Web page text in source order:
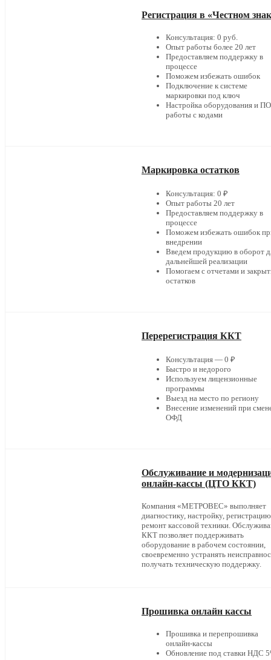
Регистрация в «Честном
Консультация: 0 руб.
Опыт работы более 20 лет
Предоставляем поддержку в
процессе
Поможем избежать ошибок
Подключение к системе
маркировки под ключ
Настройка оборудования и
работы с кодами
Маркировка остатков
Консультация: 0 ₽
Опыт работы 20 лет
Предоставляем поддержку в
процессе
Поможем избежать ошибок
внедрении
Введем продукцию в оборот
дальнейшей реализации
Помогаем с отчетами и
остатков
Перерегистрация ККТ
Консультация — 0 ₽
Быстро и недорого
Используем лицензионные
программы
Выезд на место по региону
Внесение изменений при
ОФД
Обслуживание и
онлайн-кассы (ЦТО ККТ)
Компания «МЕТРОВЕС» выполняет
диагностику, настройку,
ремонт кассовой техники.
ККТ позволяет поддерживать
оборудование в рабочем состоянии,
своевременно устранять
получать техническую поддержку.
Прошивка онлайн кассы
Прошивка и перепрошивка
онлайн-кассы
Обновление под ставки НДС